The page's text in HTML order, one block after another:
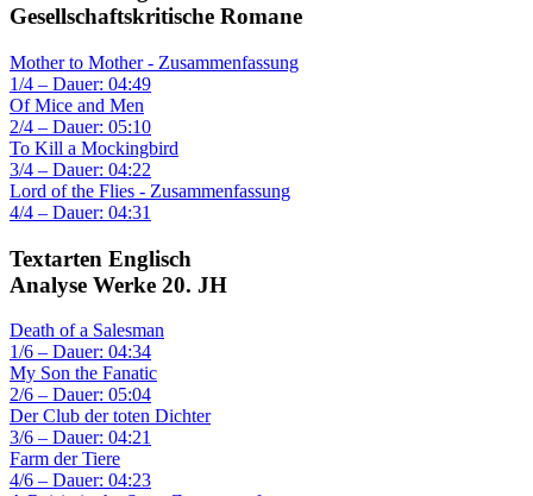
Gesellschaftskritische Romane
Mother to Mother - Zusammenfassung
1/4 – Dauer: 04:49
Of Mice and Men
2/4 – Dauer: 05:10
To Kill a Mockingbird
3/4 – Dauer: 04:22
Lord of the Flies - Zusammenfassung
4/4 – Dauer: 04:31
Textarten Englisch
Analyse Werke 20. JH
Death of a Salesman
1/6 – Dauer: 04:34
My Son the Fanatic
2/6 – Dauer: 05:04
Der Club der toten Dichter
3/6 – Dauer: 04:21
Farm der Tiere
4/6 – Dauer: 04:23